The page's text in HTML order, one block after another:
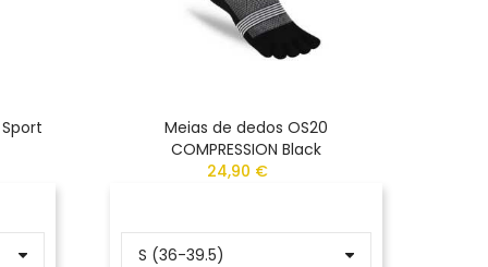
Meias de dedos OS20
COMPRESSION Black
24,90 €